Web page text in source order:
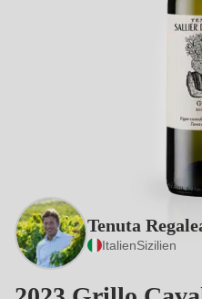
Tenuta
ItalienSizilien